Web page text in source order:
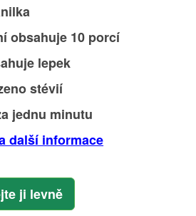
obsahuje 10 porcí
lepek
stévií
jednu minutu
další informace
ji levně